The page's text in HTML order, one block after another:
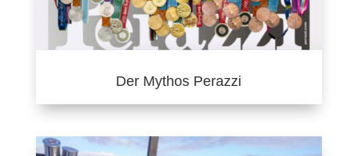
Der Mythos Perazzi